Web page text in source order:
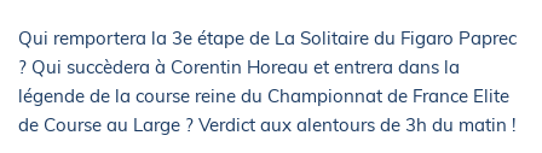
Qui remportera la 3e étape de La Solitaire du Figaro Paprec
? Qui succèdera à Corentin Horeau et entrera dans la
légende de la course reine du Championnat de France Elite
de Course au Large ? Verdict aux alentours de 3h du matin !